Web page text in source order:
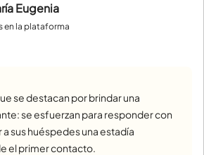
Eugenia
en la plataforma
se destacan por brindar una
se esfuerzan para responder con
sus huéspedes una estadía
el primer contacto.